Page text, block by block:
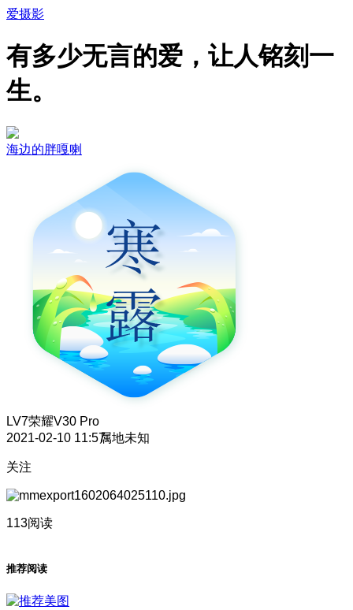
爱摄影
有多少无言的爱，让人铭刻一
生。
海边的胖嘎喇
LV7荣耀V30 Pro
2021-02-10 11:57属地未知
关注
113阅读
推荐阅读